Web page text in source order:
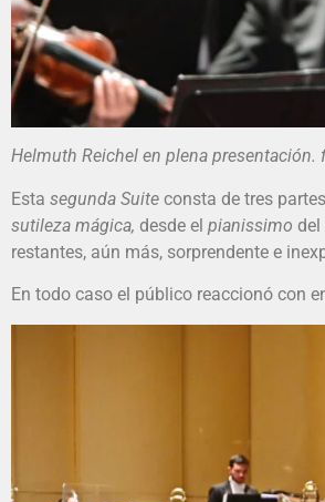
Helmuth Reichel en plena
Esta segunda Suite consta de tres
sutileza mágica, desde el pianissimo del
restantes, aún más, sorprendente e
En todo caso el público reaccionó con